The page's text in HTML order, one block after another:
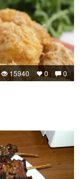
0
0
15940